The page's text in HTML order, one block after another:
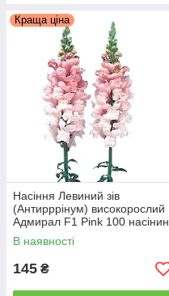
Краща ціна
Насіння Левиний зів
(Антирррінум) високорослий
Адмирал F1 Pink 100 насінин
Sakata
В наявності
145 ₴